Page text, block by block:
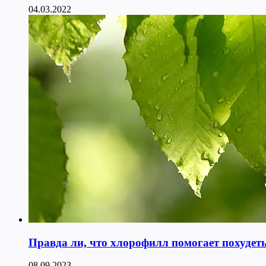
04.03.2022
Правда ли, что хлорофилл помогает